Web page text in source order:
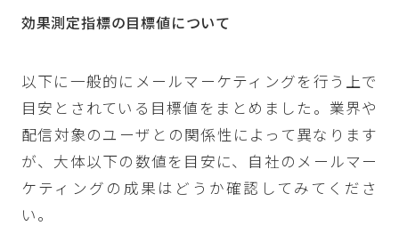
効果測定指標の目標値について
以下に一般的にメールマーケティングを行う上で
目安とされている目標値をまとめました。業界や
配信対象のユーザとの関係性によって異なります
が、大体以下の数値を目安に、自社のメールマー
ケティングの成果はどうか確認してみてくださ
い。